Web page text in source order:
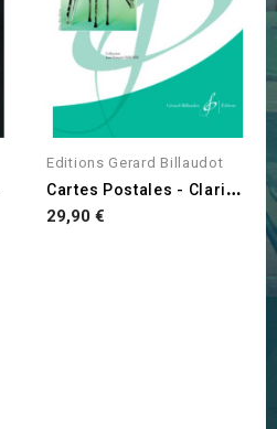
Editions Gerard Billaudot
C
Artes Postales - Clarinette
Prix
29,90 €